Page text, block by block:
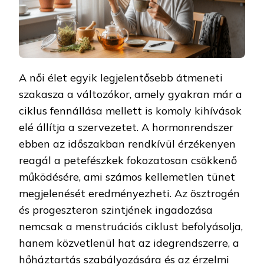
A női élet egyik legjelentősebb átmeneti
szakasza a változókor, amely gyakran már a
ciklus fennállása mellett is komoly kihívások
elé állítja a szervezetet. A hormonrendszer
ebben az időszakban rendkívül érzékenyen
reagál a petefészkek fokozatosan csökkenő
működésére, ami számos kellemetlen tünet
megjelenését eredményezheti. Az ösztrogén
és progeszteron szintjének ingadozása
nemcsak a menstruációs ciklust befolyásolja,
hanem közvetlenül hat az idegrendszerre, a
hőháztartás szabályozására és az érzelmi